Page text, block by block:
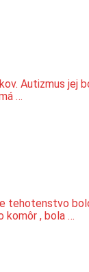
Autizmus jej
…
tehotenstvo
komôr , bola …